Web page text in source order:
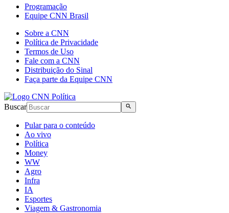
Programação
Equipe CNN Brasil
Sobre a CNN
Política de Privacidade
Termos de Uso
Fale com a CNN
Distribuição do Sinal
Faça parte da Equipe CNN
Buscar
Pular para o conteúdo
Ao vivo
Política
Money
WW
Agro
Infra
IA
Esportes
Viagem & Gastronomia